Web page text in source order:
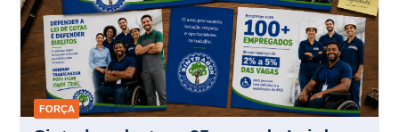
FORÇA 30 JUL 2026
Sintrabor destaca 35 anos da Lei de